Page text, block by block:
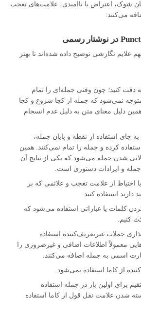
شوک، اعتراض یا ناامیدی، علامت‌های تعجب
می‌کنند:
در نوشتار رسمی
علایم نگارشی توضیح داده شده‌اند تا بهتر
دقت کنید؛ چون وقتی جمله‌ای را تمام
نمی‌شود که جمله از کجا شروع و کجا
دلیل معنای متن به دلیل عدم انسجام
جای استفاده از نقطه و پایان جمله،
کرده و جمله را تمام نمی‌کنند. همین
شدن جمله می‌شود که یکی از نتایج آن
و ایرادات دستوری است.
احتیاط از علامت تعجب و علائمی که بر
دارند استفاده کنید.
کلمات یا عباراتی استفاده می‌شود که
کنیم.
جملات غیرتعریف‌کننده استفاده
معمولاً اطلاعات اضافی و غیرضروری را
اسمی به جمله اضافه می‌کنند.
از کاما استفاده نمی‌شود.
برای اولین بار در جمله استفاده
شدن علامت نقل قول از کاما استفاده